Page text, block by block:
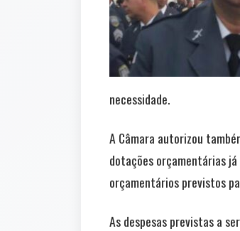
necessidade.
A Câmara autorizou
dotações orçamentárias
orçamentários previstos
As despesas previstas a